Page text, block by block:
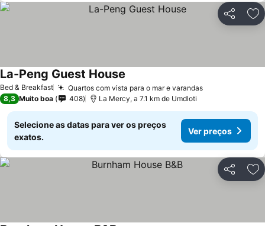
Partilhar
Bed & Breakfast Quartos com vista para o mar e varandasVer preços
La-Peng Guest House
8,3 Muito boa 408 La Mercy, a 7.1 km de Umdloti
Selecione as datas para ver os preços
exatos.
Ver preços
Partilhar